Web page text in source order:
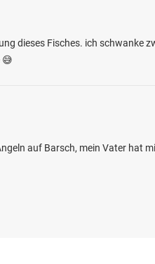
dieses Fisches. ich schwanke
😅
auf Barsch, mein Vater hat